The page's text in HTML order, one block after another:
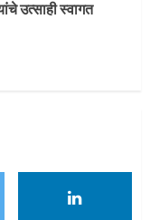
उत्साही स्वागत
महापूजा